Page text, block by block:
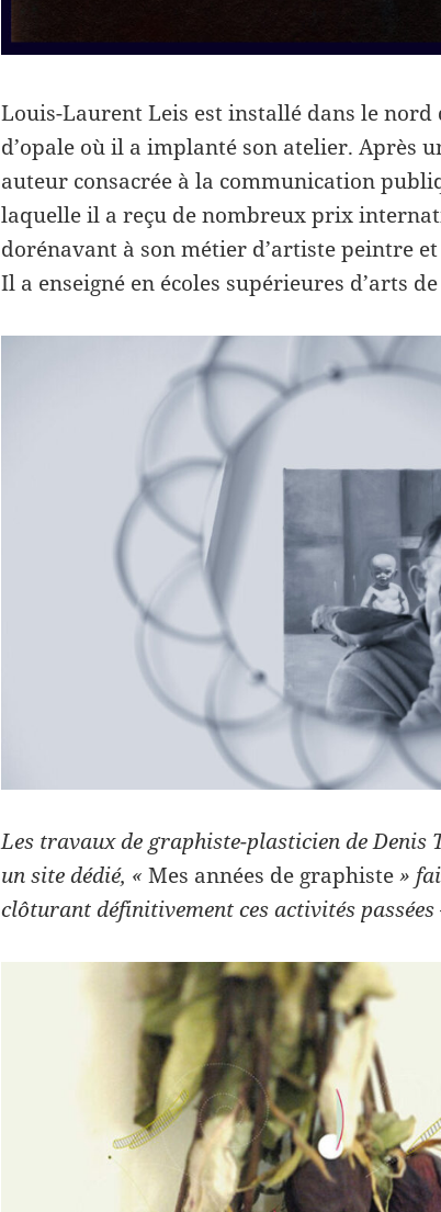
Louis-Laurent Leis est installé dans le nord
d’opale où il a implanté son atelier. Après
auteur consacrée à la communication
laquelle il a reçu de nombreux prix
dorénavant à son métier d’artiste peintre
Il a enseigné en écoles supérieures d’arts
Les travaux de graphiste-plasticien de Denis
un site dédié, «Mes années de graphiste»
clôturant définitivement ces activités